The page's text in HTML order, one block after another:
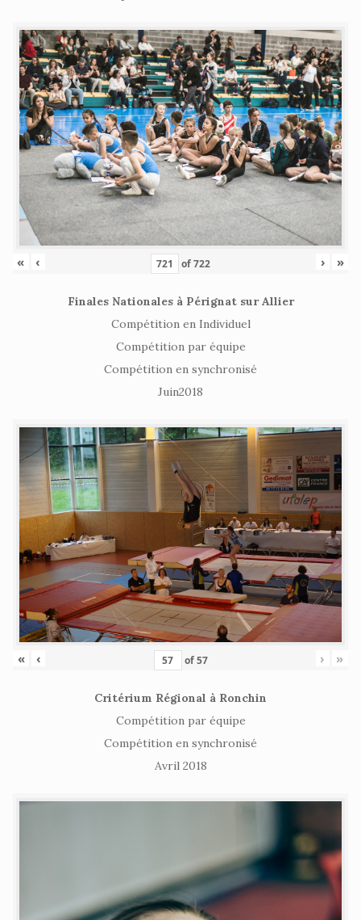
« ‹ of722 › »
Finales Nationales à Pérignat sur Allier
Compétition en Individuel
Compétition par équipe
Compétition en synchronisé
Juin2018
« ‹ of57 › »
Critérium Régional à Ronchin
Compétition par équipe
Compétition en synchronisé
Avril 2018